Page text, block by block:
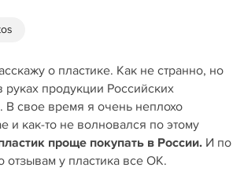
о пластике. Как не странно, но
продукции Российских
В свое время я очень неплохо
и как-то не волновался по этому
проще покупать в России. И по
отзывам у пластика все ОК.